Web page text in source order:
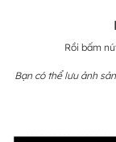
Rồi bấm
Bạn có thể lưu ảnh